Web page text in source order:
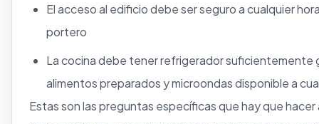
El acceso al edificio debe ser seguro a cualquier
portero
La cocina debe tener refrigerador suficientemente
alimentos preparados y microondas disponible a
Estas son las preguntas específicas que hay que